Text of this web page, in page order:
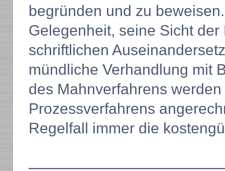
begründen und zu
Gelegenheit, seine Sicht
schriftlichen
mündliche Verhandlung mit
des Mahnverfahrens
Prozessverfahrens
Regelfall immer die